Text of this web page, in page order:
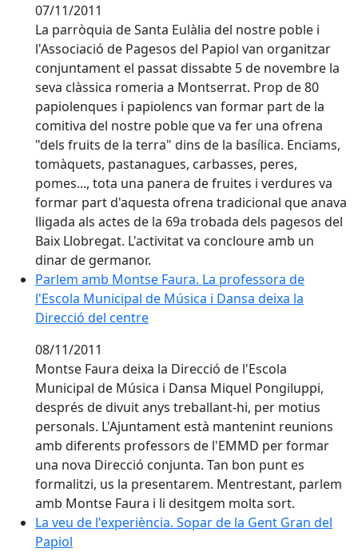
07/11/2011
La parròquia de Santa Eulàlia del nostre poble i
l'Associació de Pagesos del Papiol van organitzar
conjuntament el passat dissabte 5 de novembre la
seva clàssica romeria a Montserrat. Prop de 80
papiolenques i papiolencs van formar part de la
comitiva del nostre poble que va fer una ofrena
"dels fruits de la terra" dins de la basílica. Enciams,
tomàquets, pastanagues, carbasses, peres,
pomes..., tota una panera de fruites i verdures va
formar part d'aquesta ofrena tradicional que anava
lligada als actes de la 69a trobada dels pagesos del
Baix Llobregat. L'activitat va concloure amb un
dinar de germanor.
Parlem amb Montse Faura. La professora de
Parlem amb Montse Faura. La professora de
l'Escola Municipal de Música i Dansa deixa la
Direcció del centre
08/11/2011
Montse Faura deixa la Direcció de l'Escola
Municipal de Música i Dansa Miquel Pongiluppi,
després de divuit anys treballant-hi, per motius
personals. L'Ajuntament està mantenint reunions
amb diferents professors de l'EMMD per formar
una nova Direcció conjunta. Tan bon punt es
formalitzi, us la presentarem. Mentrestant, parlem
amb Montse Faura i li desitgem molta sort.
La veu de l'experiència. Sopar de la Gent Gran del
La veu de l'experiència. Sopar de la Gent Gran del
Papiol